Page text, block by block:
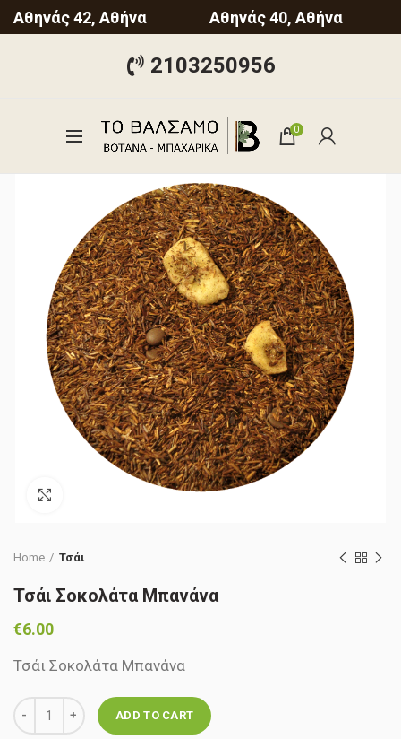
Αθηνάς 42, Αθήνα Αθηνάς 40, Αθήνα
2103250956
0
Home Τσάι
Τσάι Σοκολάτα Μπανάνα
€6.00
Τσάι Σοκολάτα Μπανάνα
Quantity
ADD TO CART